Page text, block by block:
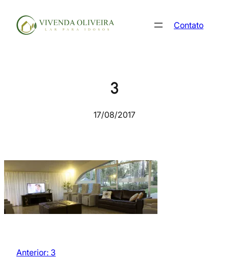
para
Contato
3
17/08/2017
Anterior: 3